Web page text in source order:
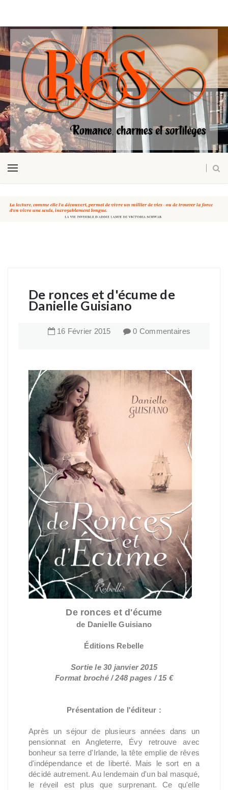
De ronces et d'écume de
Danielle Guisiano
16 Février 2015 0 Commentaires
De ronces et d'écume
de Danielle Guisiano
Éditions Rebelle
Sortie le 30 janvier 2015
Format broché / 248 pages / 15 €
Présentation de l'éditeur :
Après un séjour de plusieurs années dans un
pensionnat en Angleterre, Évy retrouve avec
bonheur sa terre d'Irlande, la tête emplie de rêves
d'indépendance et de liberté. Mais le sort en a
décidé autrement. Au lendemain d'un bal masqué,
le réveil est plus que surprenant. Ce qu'elle